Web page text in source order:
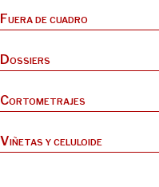
Fuera de cuadro
Dossiers
Cortometrajes
Viñetas y celuloide